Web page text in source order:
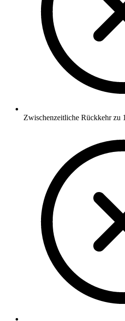
Zwischenzeitliche Rückkehr zu